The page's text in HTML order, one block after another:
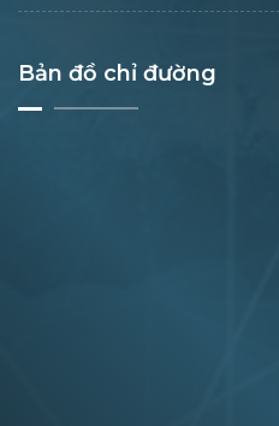
Bản đồ chỉ đường